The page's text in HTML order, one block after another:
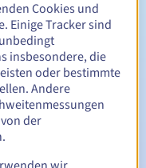
1 und 9 Jahren
30 Tage
Cookies und
Einige Tracker sind
insbesondere, die
oder bestimmte
Andere
der